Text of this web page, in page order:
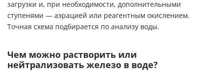
загрузки и, при необходимости, дополнительными
ступенями — аэрацией или реагентным окислением.
Точная схема подбирается по анализу воды.
Чем можно растворить или
нейтрализовать железо в воде?